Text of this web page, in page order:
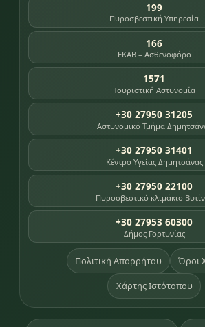
199
Πυροσβεστική Υπηρεσία
166
ΕΚΑΒ – Ασθενοφόρο
1571
Τουριστική Αστυνομία
+30 27950 31205
Αστυνομικό Τμήμα
+30 27950 31401
Κέντρο Υγείας Δημητσάνας
+30 27950 22100
Πυροσβεστικό κλιμάκιο
+30 27953 60300
Δήμος Γορτυνίας
Πολιτική Απορρήτου Όροι
Χάρτης Ιστότοπου